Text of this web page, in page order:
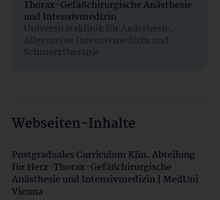
Thorax-Gefäßchirurgische Anästhesie
und Intensivmedizin
Universitätsklinik für Anästhesie,
Allgemeine Intensivmedizin und
Schmerztherapie
Webseiten-Inhalte
Postgraduales Curriculum Klin. Abteilung
für Herz-Thorax-Gefäßchirurgische
Anästhesie und Intensivmedizin | MedUni
Vienna